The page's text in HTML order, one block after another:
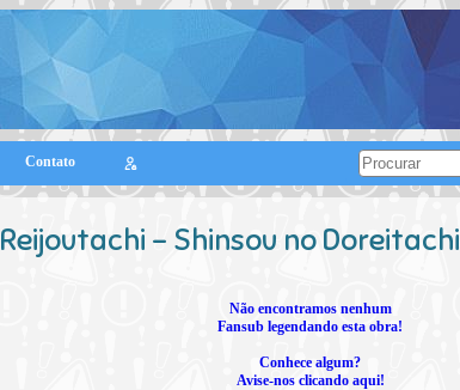
Contato
- Shinsou no Doreitachi
Não encontramos nenhum
Fansub legendando esta obra!
Conhece algum?
Avise-nos clicando aqui!